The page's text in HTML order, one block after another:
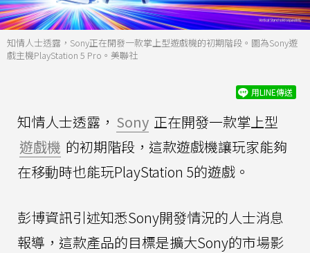
知情人士透露，Sony正在開發一款掌上型遊戲機的初期階段。圖為Sony遊
戲主機PlayStation 5 Pro。美聯社
用LINE傳送
知情人士透露， Sony 正在開發一款掌上型
遊戲機 的初期階段，這款遊戲機讓玩家能夠
在移動時也能玩PlayStation 5的遊戲。
彭博資訊引述知悉Sony開發情況的人士消息
報導，這款產品的目標是擴大Sony的市場影